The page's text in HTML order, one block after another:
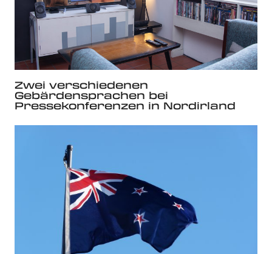
Zwei verschiedenen
Gebärdensprachen bei
Pressekonferenzen in Nordirland